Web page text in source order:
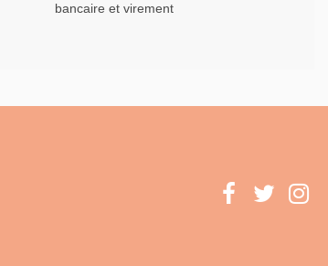
bancaire et virement